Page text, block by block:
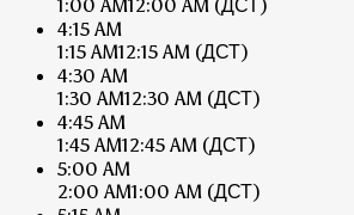
1:00 AM12:00 AM (ДСТ)
4:15 AM
1:15 AM12:15 AM (ДСТ)
4:30 AM
1:30 AM12:30 AM (ДСТ)
4:45 AM
1:45 AM12:45 AM (ДСТ)
5:00 AM
2:00 AM1:00 AM (ДСТ)